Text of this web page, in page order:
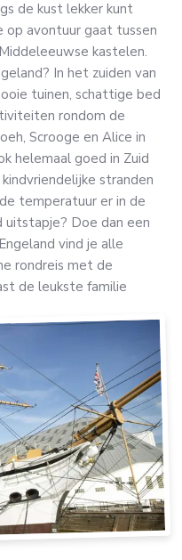
de kust lekker kunt
op avontuur gaat tussen
kastelen.
In het zuiden van
tuinen, schattige bed
rondom de
Scrooge en Alice in
helemaal goed in Zuid
stranden
temperatuur er in de
uitstapje? Doe dan een
vind je alle
rondreis met de
de leukste familie